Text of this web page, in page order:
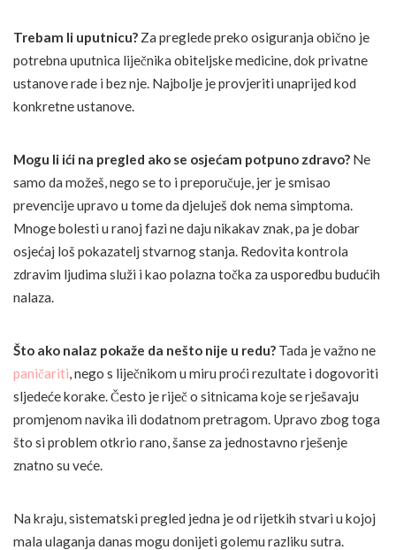
Trebam li uputnicu? Za preglede preko osiguranja obično je
potrebna uputnica liječnika obiteljske medicine, dok privatne
ustanove rade i bez nje. Najbolje je provjeriti unaprijed kod
konkretne ustanove.
Mogu li ići na pregled ako se osjećam potpuno zdravo? Ne
samo da možeš, nego se to i preporučuje, jer je smisao
prevencije upravo u tome da djeluješ dok nema simptoma.
Mnoge bolesti u ranoj fazi ne daju nikakav znak, pa je dobar
osjećaj loš pokazatelj stvarnog stanja. Redovita kontrola
zdravim ljudima služi i kao polazna točka za usporedbu budućih
nalaza.
Što ako nalaz pokaže da nešto nije u redu? Tada je važno ne
paničariti, nego s liječnikom u miru proći rezultate i dogovoriti
sljedeće korake. Često je riječ o sitnicama koje se rješavaju
promjenom navika ili dodatnom pretragom. Upravo zbog toga
što si problem otkrio rano, šanse za jednostavno rješenje
znatno su veće.
Na kraju, sistematski pregled jedna je od rijetkih stvari u kojoj
mala ulaganja danas mogu donijeti golemu razliku sutra.